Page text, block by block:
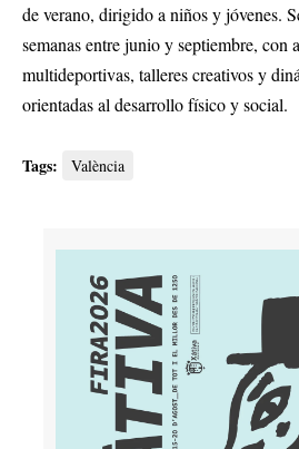
de verano, dirigido a niños y jóvenes.
semanas entre junio y septiembre, con
multideportivas, talleres creativos y
orientadas al desarrollo físico y social.
Tags: València